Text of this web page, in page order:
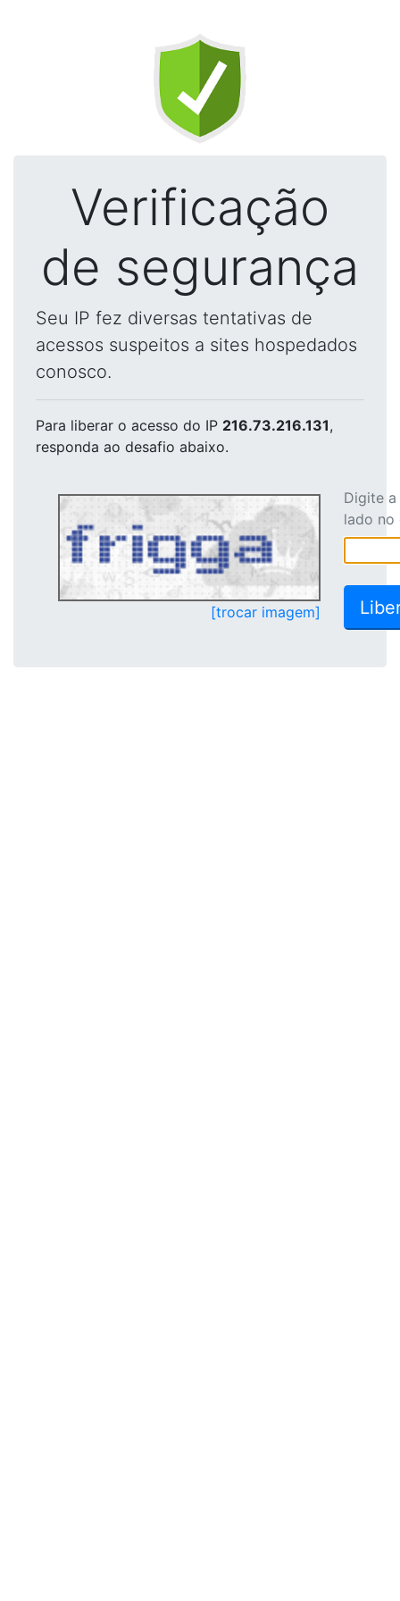
Verificação
de segurança
Seu IP fez diversas tentativas de
acessos suspeitos a sites hospedados
conosco.
Para liberar o acesso do IP 216.73.216.131,
responda ao desafio abaixo.
[trocar imagem]
Digite
lado no